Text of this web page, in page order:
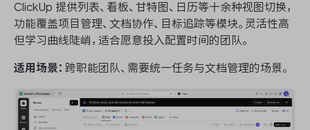
ClickUp 提供列表、看板、甘特图、日历等十余种视图切换，
功能覆盖项目管理、文档协作、目标追踪等模块。灵活性高
但学习曲线陡峭，适合愿意投入配置时间的团队。
适用场景： 跨职能团队、需要统一任务与文档管理的场景。